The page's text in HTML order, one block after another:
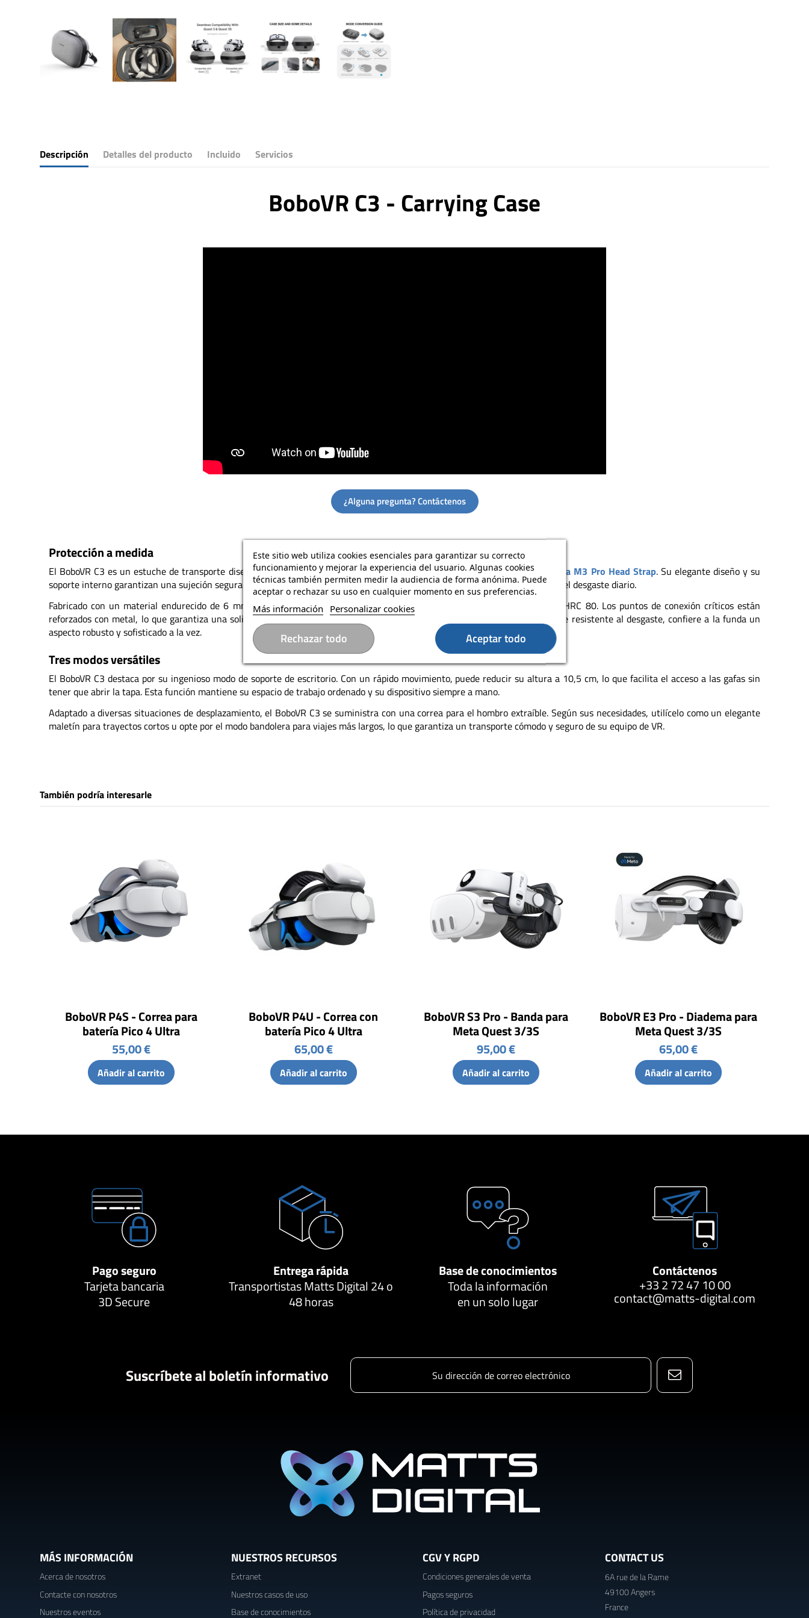
Este sitio web utiliza cookies esenciales para garantizar su correcto
funcionamiento y mejorar la experiencia del usuario. Algunas cookies
técnicas también permiten medir la audiencia de forma anónima. Puede
aceptar o rechazar su uso en cualquier momento en sus preferencias.
Más información Personalizar cookies
Rechazar todo Aceptar todo
Descripción Detalles del producto Incluido Servicios
BoboVR C3 - Carrying Case
¿Alguna pregunta? Contáctenos
Protección a medida
El BoboVR C3 es un estuche de transporte diseñado específicamente para los cascos Meta Quest 3 y 3S, incluyendo la correa M3 Pro Head Strap. Su elegante diseño y su
soporte interno garantizan una sujeción segura de tu equipo, al tiempo que ofrecen una protección óptima contra los golpes y el desgaste diario.
Fabricado con un material endurecido de 6 mm, el BoboVR C3 combina robustez y elasticidad, con un nivel de dureza de HRC 80. Los puntos de conexión críticos están
reforzados con metal, lo que garantiza una solidez excepcional. Además, su revestimiento de tejido Dragon Dance, altamente resistente al desgaste, confiere a la funda un
aspecto robusto y sofisticado a la vez.
Tres modos versátiles
El BoboVR C3 destaca por su ingenioso modo de soporte de escritorio. Con un rápido movimiento, puede reducir su altura a 10,5 cm, lo que facilita el acceso a las gafas sin
tener que abrir la tapa. Esta función mantiene su espacio de trabajo ordenado y su dispositivo siempre a mano.
Adaptado a diversas situaciones de desplazamiento, el BoboVR C3 se suministra con una correa para el hombro extraíble. Según sus necesidades, utilícelo como un elegante
maletín para trayectos cortos u opte por el modo bandolera para viajes más largos, lo que garantiza un transporte cómodo y seguro de su equipo de VR.
También podría interesarle
BoboVR P4S - Correa para
batería Pico 4 Ultra
55,00 €
Añadir al carrito
BoboVR P4U - Correa con
batería Pico 4 Ultra
65,00 €
Añadir al carrito
BoboVR S3 Pro - Banda para
Meta Quest 3/3S
95,00 €
Añadir al carrito
BoboVR E3 Pro - Diadema para
Meta Quest 3/3S
65,00 €
Añadir al carrito
Pago seguro
Tarjeta bancaria
3D Secure
Entrega rápida
Transportistas Matts Digital 24 o
48 horas
Base de conocimientos
Toda la información
en un solo lugar
Contáctenos
+33 2 72 47 10 00
contact@matts-digital.com
Suscríbete al boletín informativo
MÁS INFORMACIÓN
Acerca de nosotros
Contacte con nosotros
Nuestros eventos
NUESTROS RECURSOS
Extranet
Nuestros casos de uso
Base de conocimientos
CGV Y RGPD
Condiciones generales de venta
Pagos seguros
Política de privacidad
CONTACT US
6A rue de la Rame
49100 Angers
France